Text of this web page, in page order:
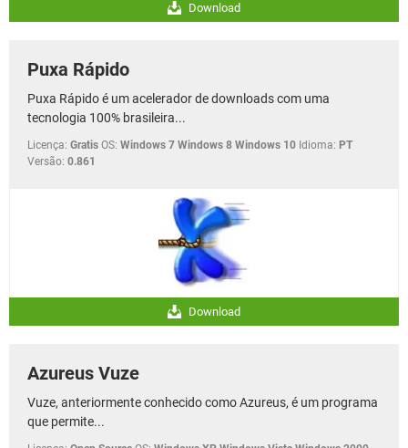
Download
Puxa Rápido
Puxa Rápido é um acelerador de downloads com uma
tecnologia 100% brasileira...
Licença: Gratis OS: Windows 7 Windows 8 Windows 10 Idioma: PT
Versão: 0.861
Download
Azureus Vuze
Vuze, anteriormente conhecido como Azureus, é um programa
que permite...